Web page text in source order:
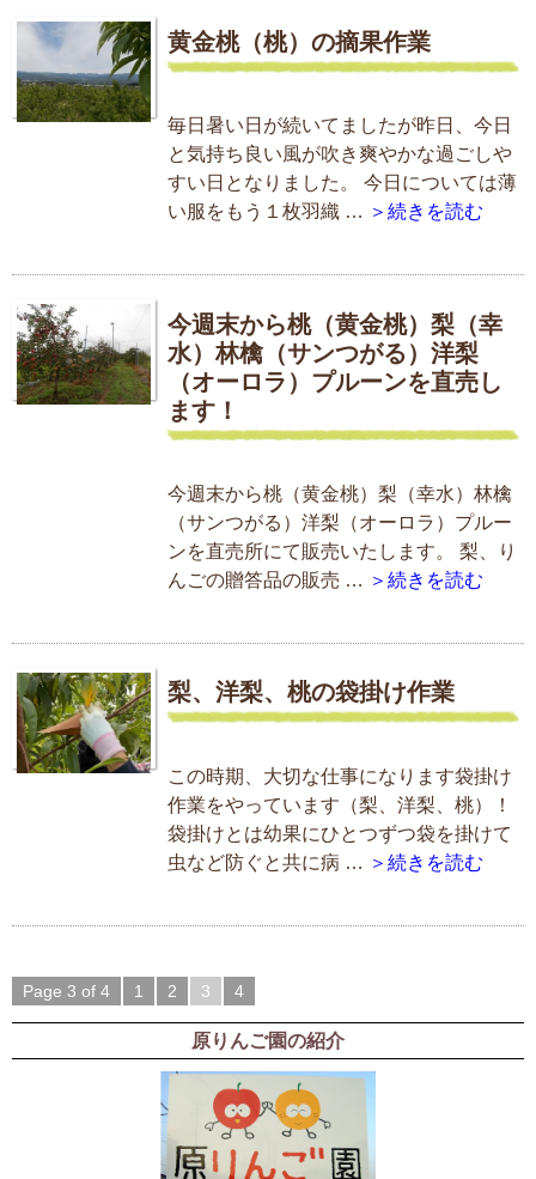
黄金桃（桃）の摘果作業
毎日暑い日が続いてましたが昨日、今日
と気持ち良い風が吹き爽やかな過ごしや
すい日となりました。 今日については薄
い服をもう１枚羽織 … ＞続きを読む
今週末から桃（黄金桃）梨（幸
水）林檎（サンつがる）洋梨
（オーロラ）プルーンを直売し
ます！
今週末から桃（黄金桃）梨（幸水）林檎
（サンつがる）洋梨（オーロラ）プルー
ンを直売所にて販売いたします。 梨、り
んごの贈答品の販売 … ＞続きを読む
梨、洋梨、桃の袋掛け作業
この時期、大切な仕事になります袋掛け
作業をやっています（梨、洋梨、桃）！
袋掛けとは幼果にひとつずつ袋を掛けて
虫など防ぐと共に病 … ＞続きを読む
Page 3 of 4 1 2 3 4
原りんご園の紹介